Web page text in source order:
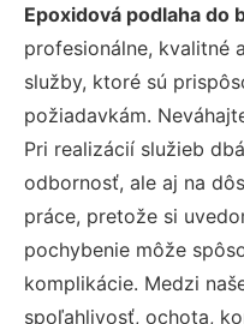
Epoxidová podlaha do
profesionálne, kvalitné
služby, ktoré sú
požiadavkám.
Pri realizácií služieb
odbornosť, ale aj na
práce, pretože si
pochybenie môže
komplikácie. Medzi
spoľahlivosť, ochota,